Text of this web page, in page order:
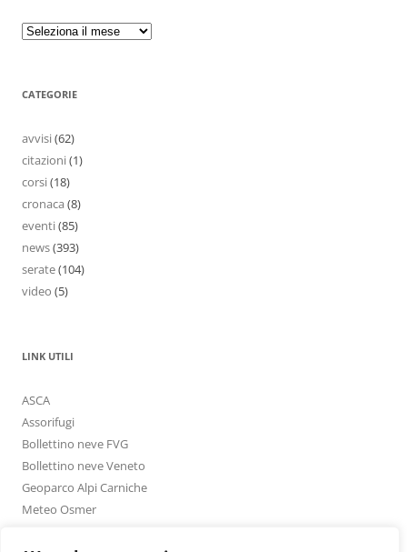
CATEGORIE
avvisi(62)
citazioni(1)
corsi(18)
cronaca (8)
eventi(85)
news(393)
serate(104)
video (5)
LINK UTILI
ASCA
Assorifugi
Bollettino neve FVG
Bollettino neve Veneto
Geoparco Alpi Carniche
Meteo Osmer